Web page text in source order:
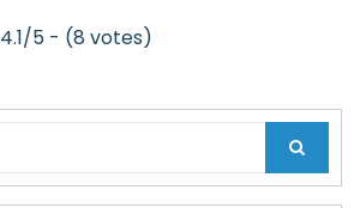
4.1/5 - (8 votes)